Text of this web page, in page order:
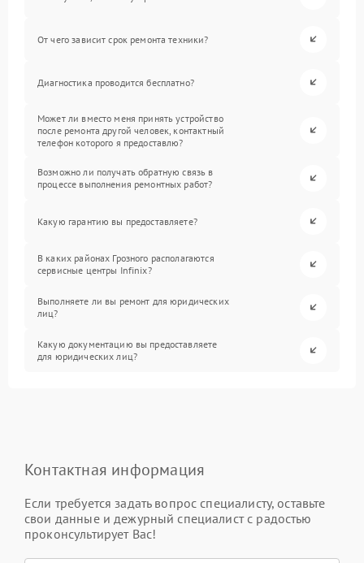
От чего зависит срок ремонта техники?
Диагностика проводится бесплатно?
Может ли вместо меня принять устройство
после ремонта другой человек, контактный
телефон которого я предоставлю?
Возможно ли получать обратную связь в
процессе выполнения ремонтных работ?
Какую гарантию вы предоставляете?
В каких районах Грозного располагаются
сервисные центры Infinix?
Выполняете ли вы ремонт для юридических
лиц?
Какую документацию вы предоставляете
для юридических лиц?
Контактная информация
Если требуется задать вопрос специалисту, оставьте
свои данные и дежурный специалист с радостью
проконсультирует Вас!